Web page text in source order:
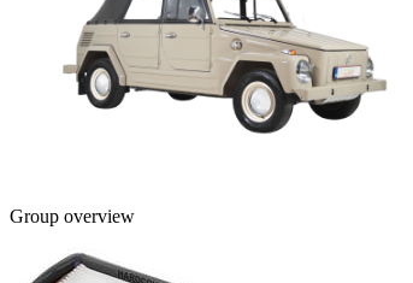
Group overview